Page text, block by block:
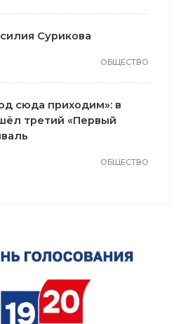
Сурикова
ОБЩЕСТВО
сюда приходим»: в
третий «Первый
ОБЩЕСТВО